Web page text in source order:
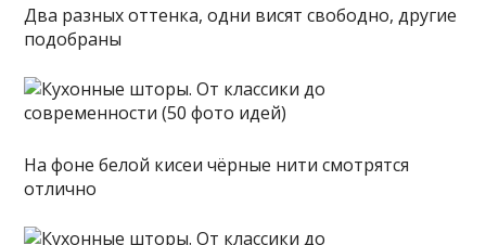
Два разных оттенка, одни висят свободно, другие
подобраны
На фоне белой кисеи чёрные нити смотрятся
отлично